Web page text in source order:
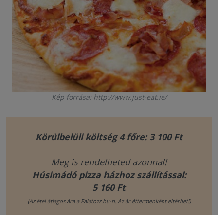
Kép forrása: http://www.just-eat.ie/
Körülbelüli költség 4 főre: 3 100 Ft
Meg is rendelheted azonnal!
Húsimádó pizza házhoz szállítással:
5 160 Ft
(Az étel átlagos ára a Falatozz.hu-n. Az ár éttermenként eltérhet!)